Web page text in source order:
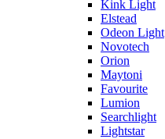
Kink Light
Elstead
Odeon Light
Novotech
Orion
Maytoni
Favourite
Lumion
Searchlight
Lightstar